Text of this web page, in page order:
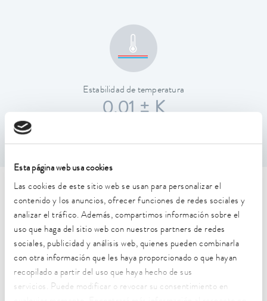
Esta página web usa cookies
Las cookies de este sitio web se usan para personalizar el
contenido y los anuncios, ofrecer funciones de redes sociales y
analizar el tráfico. Además, compartimos información sobre el
uso que haga del sitio web con nuestros partners de redes
sociales, publicidad y análisis web, quienes pueden combinarla
con otra información que les haya proporcionado o que hayan
recopilado a partir del uso que haya hecho de sus
servicios. Puede modificar o revocar su consentimiento en
Estabilidad de temperatura
0.01 ± K
Características técnicas (según
DIN 12876)
Rango de temperatura de trabajo
30 ... 230 °C